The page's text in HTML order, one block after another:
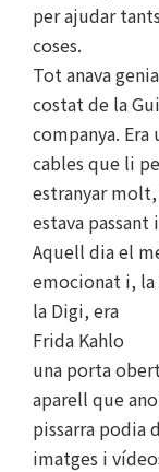
per ajudar
coses.
Tot anava
costat de la
companya.
cables que li
estranyar
estava passant
Aquell dia el
emocionat i, la
la Digi, era
Frida Kahlo
una porta
aparell que
pissarra podia
imatges i